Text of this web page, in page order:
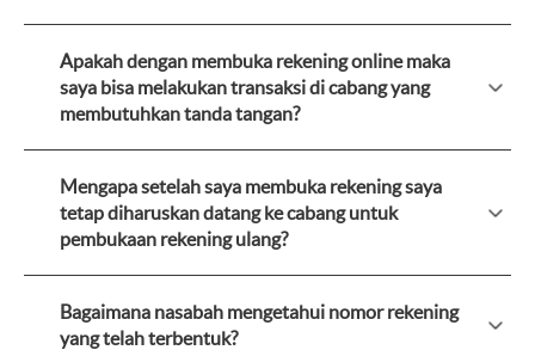
Apakah dengan membuka rekening online maka
saya bisa melakukan transaksi di cabang yang
membutuhkan tanda tangan?
Mengapa setelah saya membuka rekening saya
tetap diharuskan datang ke cabang untuk
pembukaan rekening ulang?
Bagaimana nasabah mengetahui nomor rekening
yang telah terbentuk?